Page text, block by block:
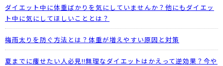
ダイエット中に体重ばかりを気にしていませんか？他にもダイエッ
ト中に気にしてほしいこととは？
梅雨太りを防ぐ方法とは？体重が増えやすい原因と対策
夏までに痩せたい人必見!!無理なダイエットはかえって逆効果？今や